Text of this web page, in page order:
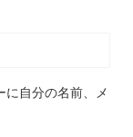
に自分の名前、メ